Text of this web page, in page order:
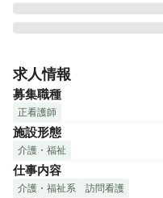
里・鳳」「訪問看護ステ
訪問看護と看護小規模多機
だける看護師さんを募集し
内部、外部研修を積極的に
が整っています！
時間外労働月平均2時間程
ートとの両立も可能です！
求人情報
募集職種
正看護師
施設形態
介護・福祉
仕事内容
介護・福祉系 訪問看護